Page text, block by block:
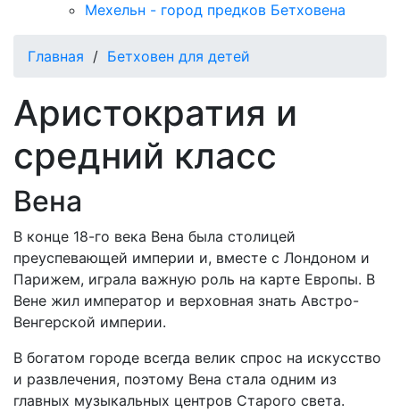
Мехельн - город предков Бетховена
Главная / Бетховен для детей
Аристократия и
средний класс
Вена
В конце 18-го века Вена была столицей
преуспевающей империи и, вместе с Лондоном и
Парижем, играла важную роль на карте Европы. В
Вене жил император и верховная знать Австро-
Венгерской империи.
В богатом городе всегда велик спрос на искусство
и развлечения, поэтому Вена стала одним из
главных музыкальных центров Старого света.